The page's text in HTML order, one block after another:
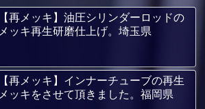
【再メッキ】油圧シリンダーロッドの
メッキ再生研磨仕上げ。埼玉県
【再メッキ】インナーチューブの再生
メッキをさせて頂きました。福岡県